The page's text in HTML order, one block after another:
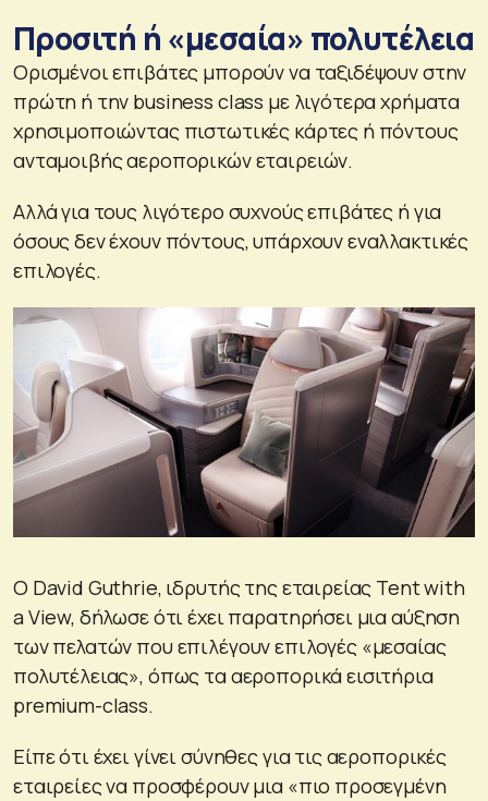
Προσιτή ή «μεσαία» πολυτέλεια
Ορισμένοι επιβάτες μπορούν να ταξιδέψουν στην
πρώτη ή την business class με λιγότερα χρήματα
χρησιμοποιώντας πιστωτικές κάρτες ή πόντους
ανταμοιβής αεροπορικών εταιρειών.
Αλλά για τους λιγότερο συχνούς επιβάτες ή για
όσους δεν έχουν πόντους, υπάρχουν εναλλακτικές
επιλογές.
Ο David Guthrie, ιδρυτής της εταιρείας Tent with
a View, δήλωσε ότι έχει παρατηρήσει μια αύξηση
των πελατών που επιλέγουν επιλογές «μεσαίας
πολυτέλειας», όπως τα αεροπορικά εισιτήρια
premium-class.
Είπε ότι έχει γίνει σύνηθες για τις αεροπορικές
εταιρείες να προσφέρουν μια «πιο προσεγμένη